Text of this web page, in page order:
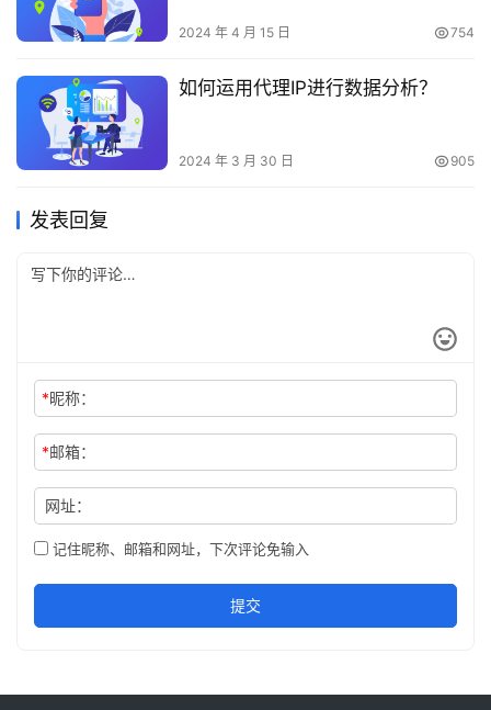
2024 年 4 月 15 日 754
如何运用代理IP进行数据分析？
2024 年 3 月 30 日 905
发表回复
*昵称：
*邮箱：
网址：
记住昵称、邮箱和网址，下次评论免输入
提交